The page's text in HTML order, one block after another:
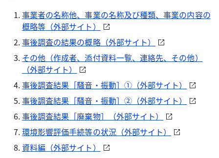
事業者の名称他、事業の名称及び種類、事業の内容の
概略等（外部サイト）
事後調査の結果の概略（外部サイト）
その他（作成者、添付資料一覧、連絡先、その他）
（外部サイト）
事後調査結果［騒音・振動］①（外部サイト）
事後調査結果［騒音・振動］②（外部サイト）
事後調査結果［廃棄物］（外部サイト）
環境影響評価手続等の状況（外部サイト）
資料編（外部サイト）